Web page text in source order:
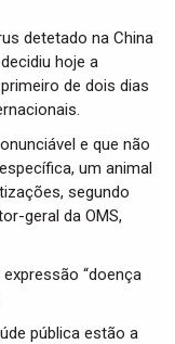
o
detetado na China
hoje a
de dois dias
e que não
um animal
segundo
geral da OMS,
“doença
pública estão a